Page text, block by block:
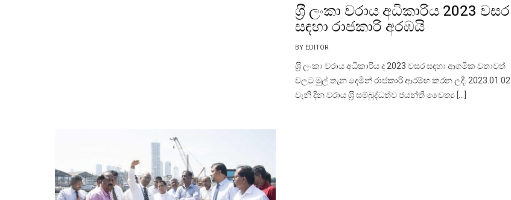
ශ‍්‍රී ලංකා වරාය අධිකාරිය 2023 වසර
සඳහා රාජකාරි අරඹයි
BY EDITOR
ශ‍්‍රී ලංකා වරාය අධිකාරිය ද 2023 වසර සඳහා ආගමික වතාවත්
වලට මුල් තැන දෙමින් රාජකාරි ආරම්භ කරන ලදී. 2023.01.02
වැනි දින වරාය ශ‍්‍රී සම්බුද්ධත්ව ජයන්ති චෛත්‍ය […]